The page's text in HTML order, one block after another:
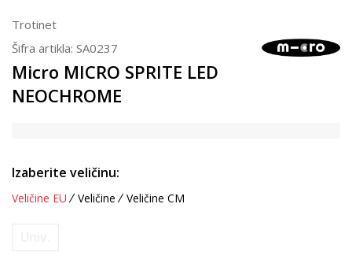
Trotinet
Šifra artikla: SA0237
Micro MICRO SPRITE LED
NEOCHROME
Izaberite veličinu:
Veličine EU Veličine Veličine CM